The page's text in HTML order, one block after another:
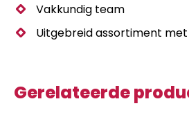
Vakkundig team
Uitgebreid assortiment
Gerelateerde